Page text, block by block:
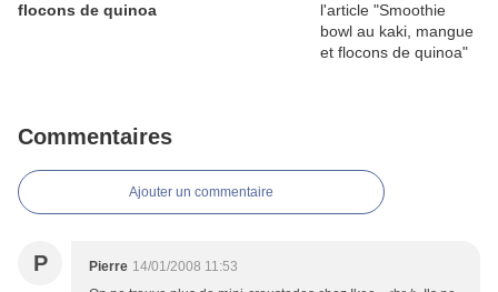
flocons de quinoa
Commentaires
Ajouter un commentaire
P Pierre 14/01/2008 11:53